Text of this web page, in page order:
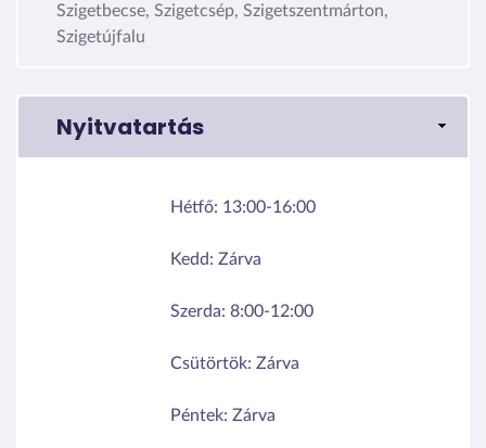
Szigetbecse, Szigetcsép, Szigetszentmárton,
Szigetújfalu
Nyitvatartás
Hétfő: 13:00-16:00
Kedd: Zárva
Szerda: 8:00-12:00
Csütörtök: Zárva
Péntek: Zárva